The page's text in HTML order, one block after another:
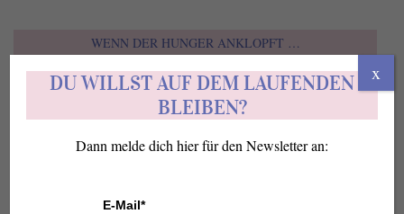
WENN DER HUNGER ANKLOPFT …
DU WILLST AUF DEM LAUFENDEN
BLEIBEN?
Dann melde dich hier für den Newsletter an:
E-Mail*
x